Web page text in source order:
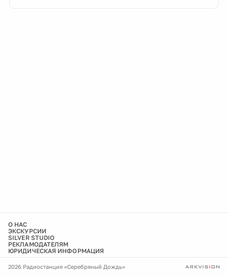
О НАС
ЭКСКУРСИИ
SILVER STUDIO
РЕКЛАМОДАТЕЛЯМ
ЮРИДИЧЕСКАЯ ИНФОРМАЦИЯ
2026 Радиостанция «Серебряный Дождь»